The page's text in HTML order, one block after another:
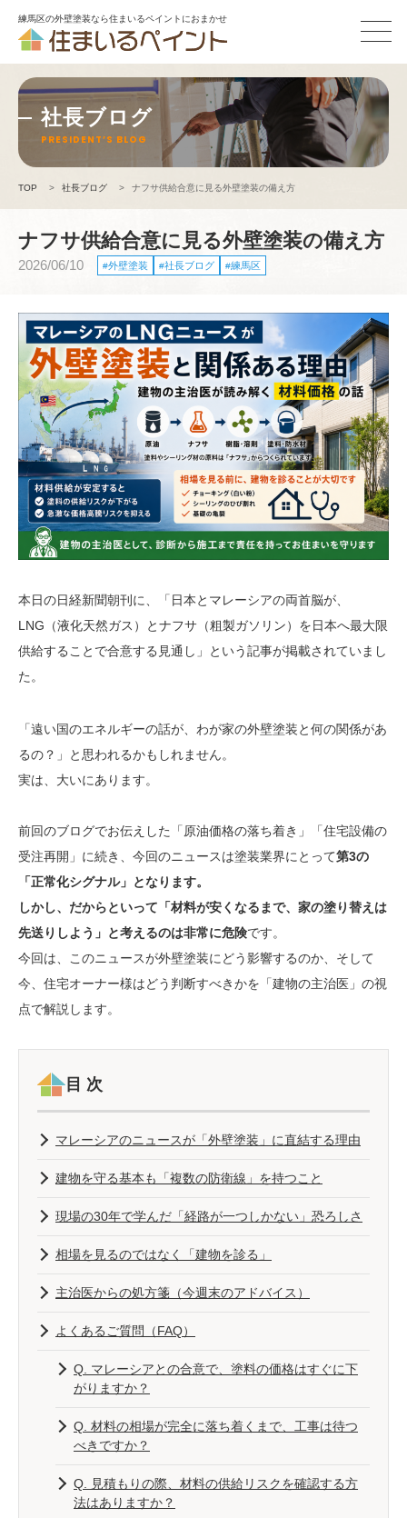
練馬区の外壁塗装なら住まいるペイントにおまかせ
社長ブログ
PRESIDENT’S BLOG
TOP > 社長ブログ > ナフサ供給合意に見る外壁塗装の備え方
ナフサ供給合意に見る外壁塗装の備え方
2026/06/10 外壁塗装 社長ブログ 練馬区
本日の日経新聞朝刊に、「日本とマレーシアの両首脳が、
LNG（液化天然ガス）とナフサ（粗製ガソリン）を日本へ最大限
供給することで合意する見通し」という記事が掲載されていまし
た。
「遠い国のエネルギーの話が、わが家の外壁塗装と何の関係があ
るの？」と思われるかもしれません。
実は、大いにあります。
前回のブログでお伝えした「原油価格の落ち着き」「住宅設備の
受注再開」に続き、今回のニュースは塗装業界にとって第3の
「正常化シグナル」となります。
しかし、だからといって「材料が安くなるまで、家の塗り替えは
先送りしよう」と考えるのは非常に危険です。
今回は、このニュースが外壁塗装にどう影響するのか、そして
今、住宅オーナー様はどう判断すべきかを「建物の主治医」の視
点で解説します。
目次
マレーシアのニュースが「外壁塗装」に直結する理由
建物を守る基本も「複数の防衛線」を持つこと
現場の30年で学んだ「経路が一つしかない」恐ろしさ
相場を見るのではなく「建物を診る」
主治医からの処方箋（今週末のアドバイス）
よくあるご質問（FAQ）
Q. マレーシアとの合意で、塗料の価格はすぐに下
がりますか？
Q. 材料の相場が完全に落ち着くまで、工事は待つ
べきですか？
Q. 見積もりの際、材料の供給リスクを確認する方
法はありますか？